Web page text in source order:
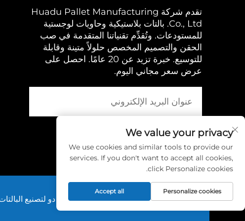
تقدم شركة Huadu Pallet Manufacturing
Co., Ltd. بالتات بلاستيكية وحاويات لوجستية
للمستودعات. وتُقدِّم تقنياتنا المتقدمة في صب
الحقن والتصميم المخصص حلولاً متينة وقابلة
للتوسيع. خبرة تزيد عن 20 عامًا. احصل على
عرض سعر مجاني اليوم.
حقوق الطبع والنشر © 2025 بواسطة شركة هوا دو لتصنيع البالتات، المحدودة. |
We value your privacy
We use cookies and similar tools to provide our
services. If you don't want to accept all cookies,
click Personalize cookies.
Personalize cookies
Accept all